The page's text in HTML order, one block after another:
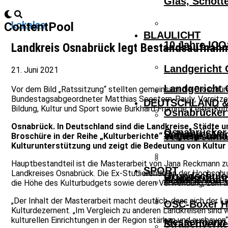
ContentPool
10 Jahre
Landgericht
BLAULICHT
Landgericht
Schwerer
DEUTSCHLAND
Schnell Von
SPORT
OSC-Boxer
Lokales
Landkreis Osnabrück legt
21. Juni 2021
Vor dem Bild „Ratssitzung“ stellten gemeinsam die
Bundestagsabgeordneter Matthias Seestern-Pauly,
Bildung, Kultur und Sport sowie Burkhard Fromme, Leiter
Osnabrück. In Deutschland sind die Landkreise,
Broschüre in der Reihe „Kulturberichte“ aufgelegt.
Kulturunterstützung und zeigt die Bedeutung von
Hauptbestandteil ist die Masterarbeit von Jana Reckmann
Landkreises Osnabrück. Die Ex-Studierende an der
die Höhe des Kulturbudgets sowie deren Verwendung,
„Der Inhalt der Masterarbeit macht deutlich, dass sich der
Kulturdezernent. „Im Vergleich zu anderen Landkreisen
kulturellen Einrichtungen in der Region stärken und